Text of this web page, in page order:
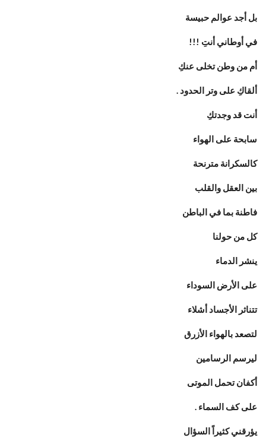
بل أجد عوالم حبيسة
في أوطاني أنتِ !!!
أم من وطن تخلى عنكِ
ألقاكِ على وتر الحدود .
أنت قد وجدتكِ
سابحة على الهواء
كالسكرانة مترنحة
بين العقل والقلب
فاطنة بما في الباطن
كل من حولنا
ينشر الدماء
على الأرض السوداء
تتناثر الأجساد أشلاء
لتصعد بالهواء الأزرق
ليرسم الرسامين
أكفان تحمل الموتى
على كف السماء .
يؤرقني كثيراً السؤال